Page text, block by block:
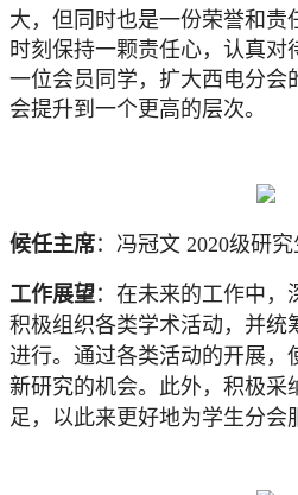
大，但同时也是一份荣誉和责
时刻保持一颗责任心，认真对
一位会员同学，扩大西电分会
会提升到一个更高的层次。
候任主席：冯冠文 2020级研
工作展望：在未来的工作中，
积极组织各类学术活动，并统
进行。通过各类活动的开展，
新研究的机会。此外，积极采
足，以此来更好地为学生分会